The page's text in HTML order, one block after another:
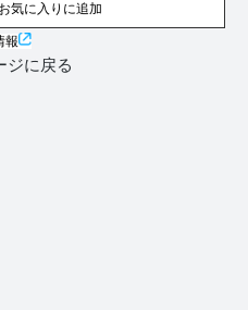
お気に入りに追加
報
ジに戻る